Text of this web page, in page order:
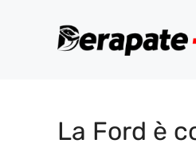
La Ford è